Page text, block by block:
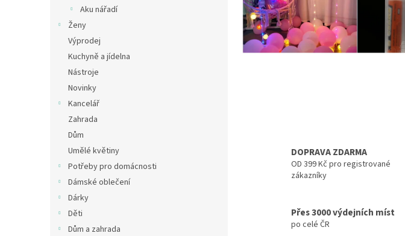
Aku nářadí
Ženy
Výprodej
Kuchyně a jídelna
Nástroje
Novinky
Kancelář
Zahrada
Dům
Umělé květiny
Potřeby pro domácnosti
Dámské oblečení
Dárky
Děti
Dům a zahrada
DOPRAVA ZDARMA
OD 399 Kč pro registrované
zákazníky
Přes 3000 výdejních míst
po celé ČR